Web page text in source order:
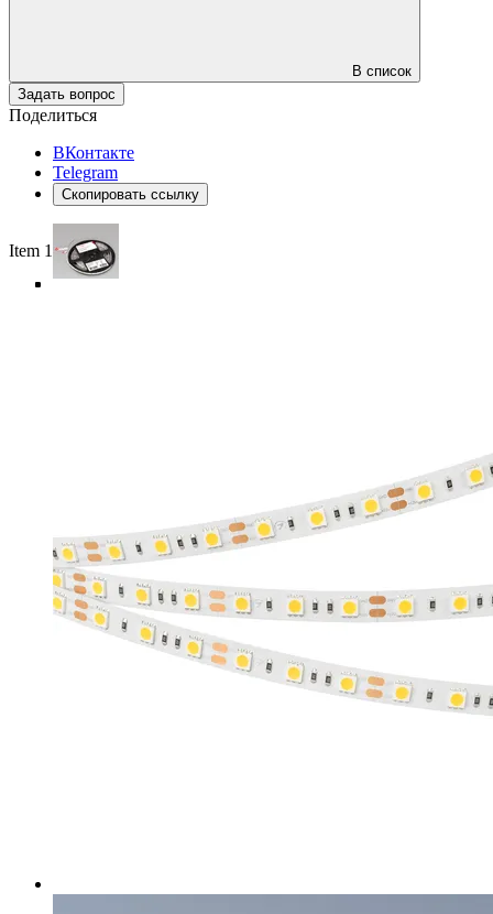
В список
Задать вопрос
Поделиться
ВКонтакте
Telegram
Скопировать ссылку
Item 1 of 5